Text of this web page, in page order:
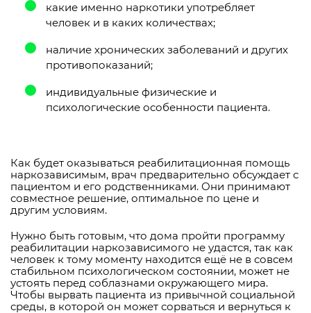
какие именно наркотики употребляет
человек и в каких количествах;
наличие хронических заболеваний и других
противопоказаний;
индивидуальные физические и
психологические особенности пациента.
Как будет оказываться реабилитационная помощь
наркозависимым, врач предварительно обсуждает с
пациентом и его родственниками. Они принимают
совместное решение, оптимальное по цене и
другим условиям.
Нужно быть готовым, что дома пройти программу
реабилитации наркозависимого не удастся, так как
человек к тому моменту находится ещё не в совсем
стабильном психологическом состоянии, может не
устоять перед соблазнами окружающего мира.
Чтобы вырвать пациента из привычной социальной
среды, в которой он может сорваться и вернуться к